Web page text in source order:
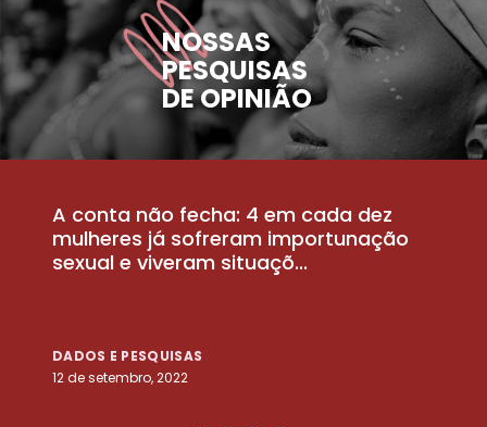
NOSSAS
PESQUISAS
DE OPINIÃO
A conta não fecha: 4 em cada dez
mulheres já sofreram importunação
sexual e viveram situaçõ...
DADOS E PESQUISAS
12 de setembro, 2022